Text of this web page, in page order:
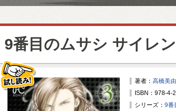
9番目のムサシ サイレ
著者： 高橋美
ISBN：978-4-
シリーズ： 9番
試し読み！